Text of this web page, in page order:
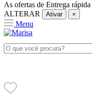
As ofertas de Entrega rápida
ALTERAR
Ativar ×
Menu